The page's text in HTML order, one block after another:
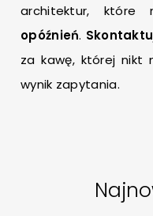
architektur, które
opóźnień.
za kawę, której nikt
wynik zapytania.